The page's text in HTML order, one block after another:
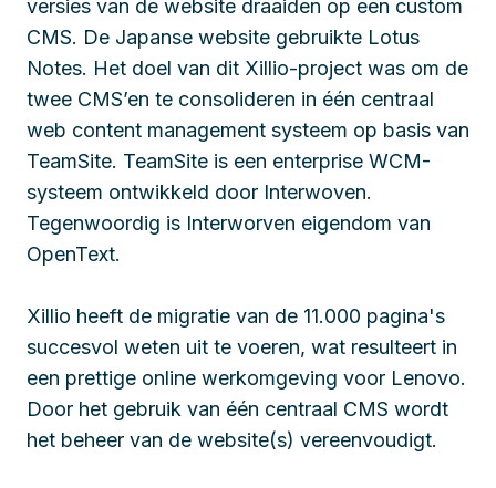
versies van de website draaiden op een custom
CMS. De Japanse website gebruikte Lotus
Notes. Het doel van dit Xillio-project was om de
twee CMS’en te consolideren in één centraal
web content management systeem op basis van
TeamSite. TeamSite is een enterprise WCM-
systeem ontwikkeld door Interwoven.
Tegenwoordig is Interworven eigendom van
OpenText.
Xillio heeft de migratie van de 11.000 pagina's
succesvol weten uit te voeren, wat resulteert in
een prettige online werkomgeving voor Lenovo.
Door het gebruik van één centraal CMS wordt
het beheer van de website(s) vereenvoudigt.